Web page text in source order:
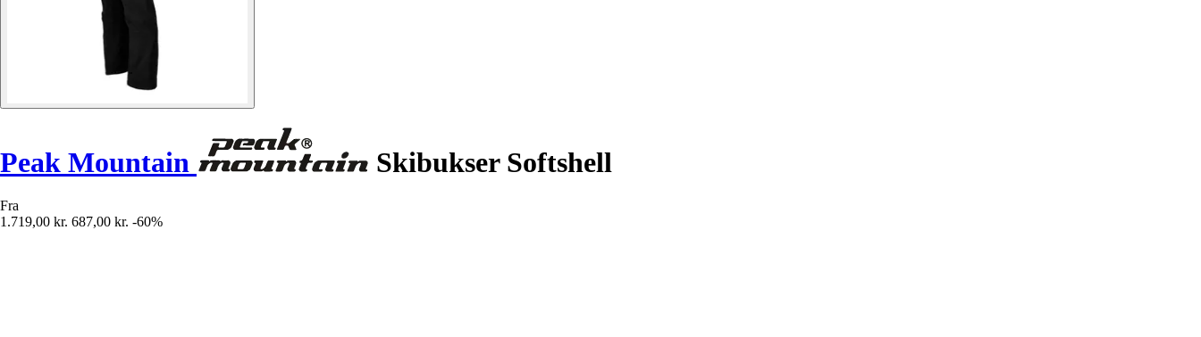
Peak Mountain Skibukser Softshell
Fra
1.719,00 kr. 687,00 kr. -60%